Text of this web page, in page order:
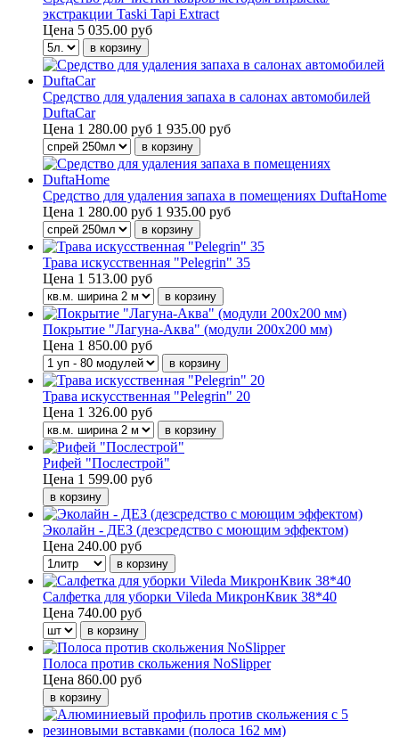
экстракции Taski Tapi Extract
Цена 5 035.00 руб
Средство для удаления запаха в салонах автомобилей
DuftaCar
Цена 1 280.00 руб 1 935.00 руб
Средство для удаления запаха в помещениях DuftaHome
Цена 1 280.00 руб 1 935.00 руб
Трава искусственная "Pelegrin" 35
Цена 1 513.00 руб
Покрытие "Лагуна-Аква" (модули 200х200 мм)
Цена 1 850.00 руб
Трава искусственная "Pelegrin" 20
Цена 1 326.00 руб
Рифей "Послестрой"
Цена 1 599.00 руб
Эколайн - ДЕЗ (дезсредство с моющим эффектом)
Цена 240.00 руб
Салфетка для уборки Vileda МикронКвик 38*40
Цена 740.00 руб
Полоса против скольжения NoSlipper
Цена 860.00 руб